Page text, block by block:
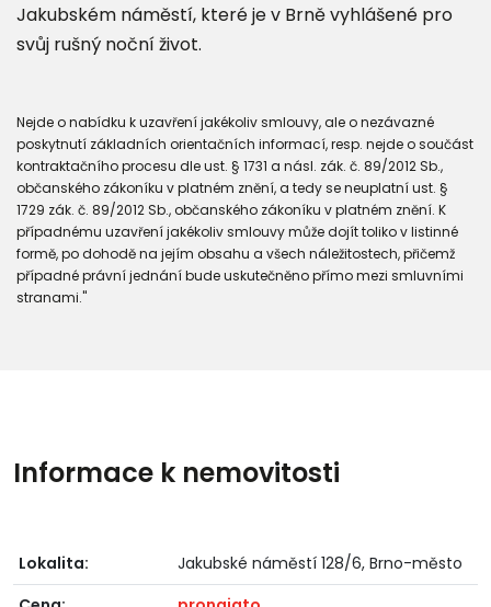
Jakubském náměstí, které je v Brně vyhlášené pro
svůj rušný noční život.
Nejde o nabídku k uzavření jakékoliv smlouvy, ale o nezávazné
poskytnutí základních orientačních informací, resp. nejde o součást
kontraktačního procesu dle ust. § 1731 a násl. zák. č. 89/2012 Sb.,
občanského zákoníku v platném znění, a tedy se neuplatní ust. §
1729 zák. č. 89/2012 Sb., občanského zákoníku v platném znění. K
případnému uzavření jakékoliv smlouvy může dojít toliko v listinné
formě, po dohodě na jejím obsahu a všech náležitostech, přičemž
případné právní jednání bude uskutečněno přímo mezi smluvními
stranami."
Informace k nemovitosti
Lokalita:
Jakubské náměstí 128/6, Brno-město